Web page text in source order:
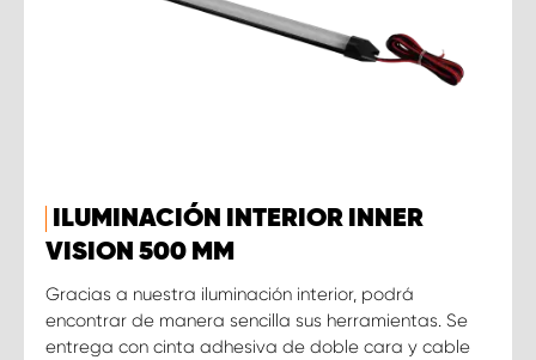
ILUMINACIÓN INTERIOR INNER
VISION 500 MM
Gracias a nuestra iluminación interior, podrá
encontrar de manera sencilla sus herramientas. Se
entrega con cinta adhesiva de doble cara y cable